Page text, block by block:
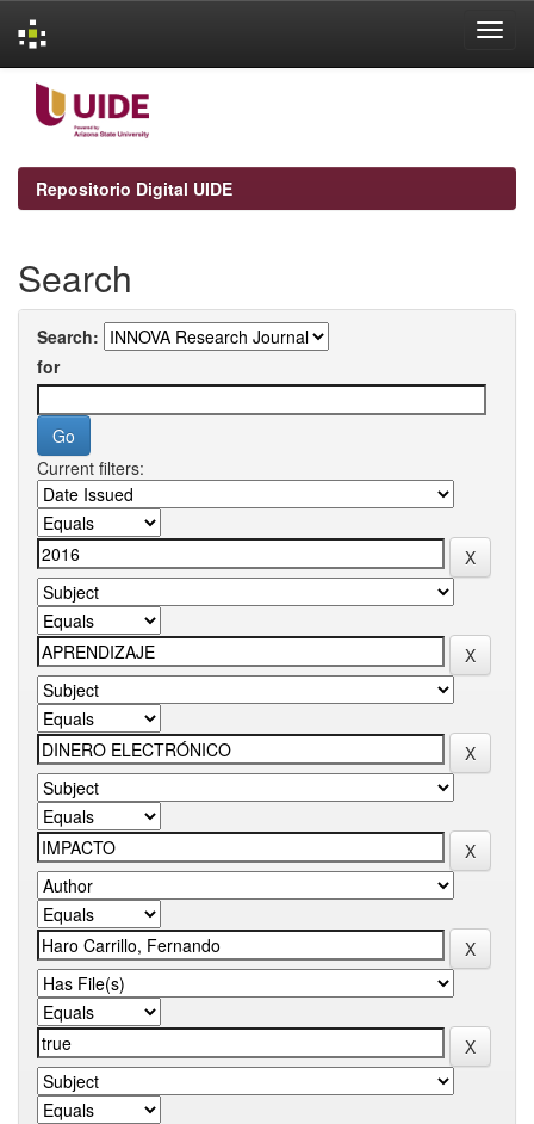
navigation
Repositorio Digital UIDE
Search
Search:
for
Current filters: